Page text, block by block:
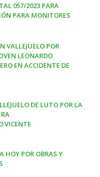
057/2023 PARA
PARA MONITORES
VALLEJUELO POR
LEONARDO
EN ACCIDENTE DE
DE LUTO POR LA
VICENTE
HOY POR OBRAS Y